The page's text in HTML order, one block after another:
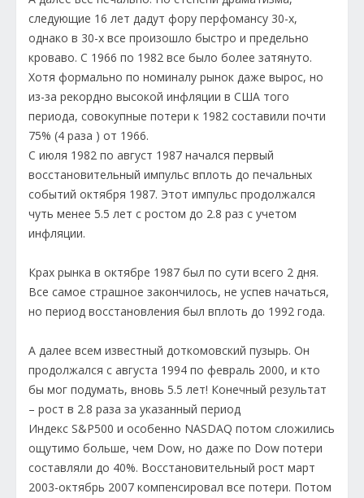
следующие 16 лет дадут фору перфомансу 30-х,
однако в 30-х все произошло быстро и предельно
кроваво. С 1966 по 1982 все было более затянуто.
Хотя формально по номиналу рынок даже вырос, но
из-за рекордно высокой инфляции в США того
периода, совокупные потери к 1982 составили почти
75% (4 раза ) от 1966.
С июля 1982 по август 1987 начался первый
восстановительный импульс вплоть до печальных
событий октября 1987. Этот импульс продолжался
чуть менее 5.5 лет с ростом до 2.8 раз с учетом
инфляции.
Крах рынка в октябре 1987 был по сути всего 2 дня.
Все самое страшное закончилось, не успев начаться,
но период восстановления был вплоть до 1992 года.
А далее всем известный доткомовский пузырь. Он
продолжался с августа 1994 по февраль 2000, и кто
бы мог подумать, вновь 5.5 лет! Конечный результат
– рост в 2.8 раза за указанный период
Индекс S&P500 и особенно NASDAQ потом сложились
ощутимо больше, чем Dow, но даже по Dow потери
составляли до 40%. Восстановительный рост март
2003-октябрь 2007 компенсировал все потери. Потом